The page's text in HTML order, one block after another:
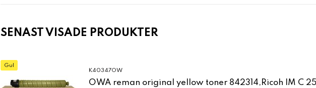
SENAST VISADE PRODUKTER
Gul
K40347OW
OWA reman original yellow toner 842314,Ricoh IM C